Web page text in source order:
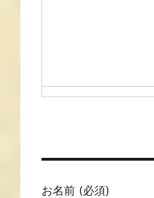
お名前 (必須)